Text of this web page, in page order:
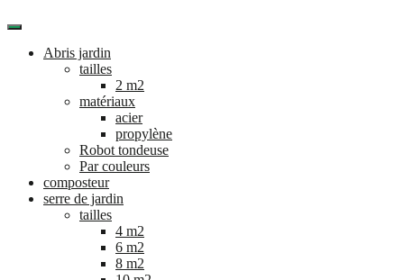
Abris jardin
tailles
2 m2
matériaux
acier
propylène
Robot tondeuse
Par couleurs
composteur
serre de jardin
tailles
4 m2
6 m2
8 m2